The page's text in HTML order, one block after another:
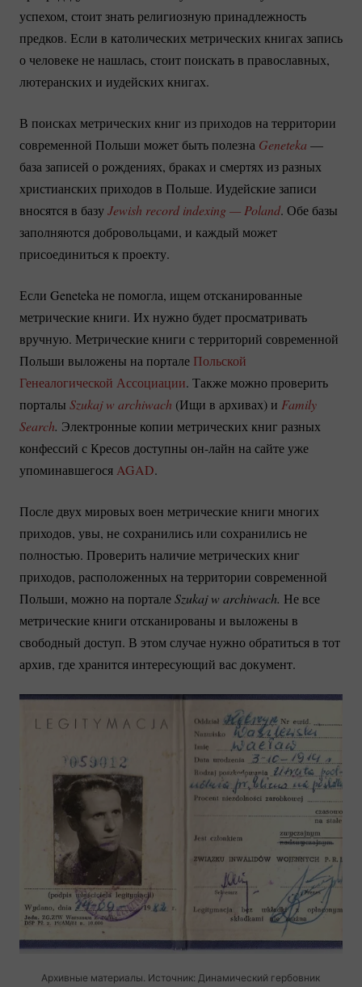
успехом, стоит знать религиозную принадлежность
предков. Если в католических метрических книгах запись
о человеке не нашлась, стоит поискать в православных,
лютеранских и иудейских книгах.
В поисках метрических книг из приходов на территории
современной Польши может быть полезна Geneteka —
база записей о рождениях, браках и смертях из разных
христианских приходов в Польше. Иудейские записи
вносятся в базуJewish record indexing — Poland. Обе базы
заполняются добровольцами, и каждый может
присоединиться к проекту.
Если Geneteka не помогла, ищем отсканированные
метрические книги. Их нужно будет просматривать
вручную. Метрические книги с территорий современной
Польши выложены на портале Польской
Генеалогической Ассоциации. Также можно проверить
порталы Szukaj w archiwach (Ищи в архивах) и Family
Search. Электронные копии метрических книг разных
конфессий с Кресов доступны он-лайн на сайте уже
упоминавшегося AGAD.
После двух мировых воен метрические книги многих
приходов, увы, не сохранились или сохранились не
полностью. Проверить наличие метрических книг
приходов, расположенных на территории современной
Польши, можно на портале Szukaj w archiwach. Не все
метрические книги отсканированы и выложены в
свободный доступ. В этом случае нужно обратиться в тот
архив, где хранится интересующий вас документ.
Архивные материалы. Источник: Динамический гербовник